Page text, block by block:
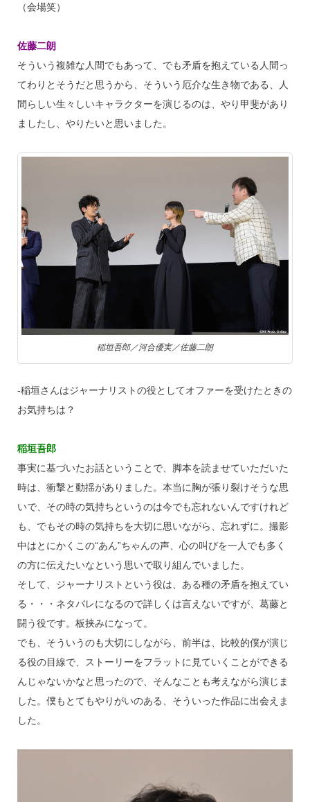
（会場笑）
佐藤二朗
そういう複雑な人間でもあって、でも矛盾を抱えている人間っ
てわりとそうだと思うから、そういう厄介な生き物である、人
間らしい生々しいキャラクターを演じるのは、やり甲斐があり
ましたし、やりたいと思いました。
稲垣吾郎／河合優実／佐藤二朗
‐稲垣さんはジャーナリストの役としてオファーを受けたときの
お気持ちは？
稲垣吾郎
事実に基づいたお話ということで、脚本を読ませていただいた
時は、衝撃と動揺がありました。本当に胸が張り裂けそうな思
いで、その時の気持ちというのは今でも忘れないんですけれど
も、でもその時の気持ちを大切に思いながら、忘れずに。撮影
中はとにかくこの“あん”ちゃんの声、心の叫びを一人でも多く
の方に伝えたいなという思いで取り組んでいました。
そして、ジャーナリストという役は、ある種の矛盾を抱えてい
る・・・ネタバレになるので詳しくは言えないですが、葛藤と
闘う役です。板挟みになって。
でも、そういうのも大切にしながら、前半は、比較的僕が演じ
る役の目線で、ストーリーをフラットに見ていくことができる
んじゃないかなと思ったので、そんなことも考えながら演じま
した。僕もとてもやりがいのある、そういった作品に出会えま
した。